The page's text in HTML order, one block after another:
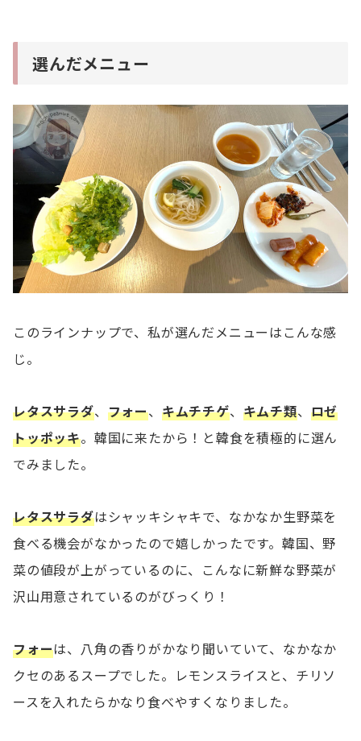
選んだメニュー
このラインナップで、私が選んだメニューはこんな感
じ。
レタスサラダ、 フォー、 キムチチゲ、 キムチ類、 ロゼ
トッポッキ。韓国に来たから！と韓食を積極的に選ん
でみました。
レタスサラダはシャッキシャキで、なかなか生野菜を
食べる機会がなかったので嬉しかったです。韓国、野
菜の値段が上がっているのに、こんなに新鮮な野菜が
沢山用意されているのがびっくり！
フォーは、八角の香りがかなり聞いていて、なかなか
クセのあるスープでした。レモンスライスと、チリソ
ースを入れたらかなり食べやすくなりました。